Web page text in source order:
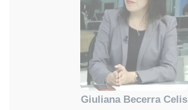
Giuliana Becerra Celis